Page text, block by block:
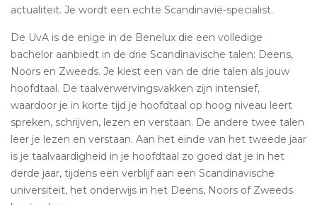
actualiteit. Je wordt een echte Scandinavië-specialist.
De UvA is de enige in de Benelux die een volledige
bachelor aanbiedt in de drie Scandinavische talen: Deens,
Noors en Zweeds. Je kiest een van de drie talen als jouw
hoofdtaal. De taalverwervingsvakken zijn intensief,
waardoor je in korte tijd je hoofdtaal op hoog niveau leert
spreken, schrijven, lezen en verstaan. De andere twee talen
leer je lezen en verstaan. Aan het einde van het tweede jaar
is je taalvaardigheid in je hoofdtaal zo goed dat je in het
derde jaar, tijdens een verblijf aan een Scandinavische
universiteit, het onderwijs in het Deens, Noors of Zweeds